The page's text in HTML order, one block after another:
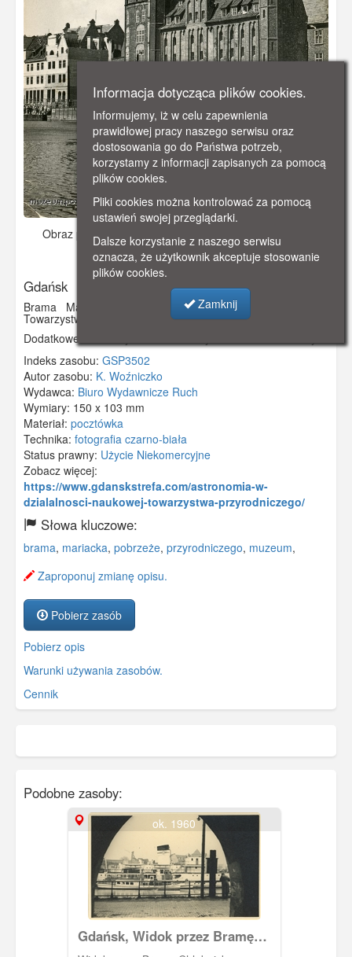
Obraz pochodzi z
Wyświetlono: 2097
Gdańsk
Brama Mariacka z XV wieku oraz renesansowy Dom
Towarzystwa Przyrodniczego z 1598 r.
Dodatkowe informacje: Pocztówka wysłana do Marii Maksym
Indeks zasobu: GSP3502
Autor zasobu: K. Woźniczko
Wydawca: Biuro Wydawnicze Ruch
Wymiary: 150 x 103 mm
Materiał: pocztówka
Technika: fotografia czarno-biała
Status prawny: Użycie Niekomercyjne
Zobacz więcej:
https://www.gdanskstrefa.com/astronomia-w-
dzialalnosci-naukowej-towarzystwa-przyrodniczego/
Słowa kluczowe:
brama, mariacka, pobrzeże, przyrodniczego, muzeum,
Zaproponuj zmianę opisu.
Pobierz zasób
Pobierz opis
Warunki używania zasobów.
Cennik
Podobne zasoby:
ok. 1960
Gdańsk, Widok przez Bramę
Chlebnicką
Informacja dotycząca plików cookies.
Informujemy, iż w celu zapewnienia
prawidłowej pracy naszego serwisu oraz
dostosowania go do Państwa potrzeb,
korzystamy z informacji zapisanych za pomocą
plików cookies.
Pliki cookies można kontrolować za pomocą
ustawień swojej przeglądarki.
Dalsze korzystanie z naszego serwisu
oznacza, że użytkownik akceptuje stosowanie
plików cookies.
Zamknij